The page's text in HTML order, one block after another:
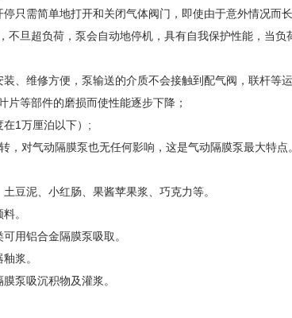
只需简单地打开和关闭气体阀门，即使由于意外情况而
不旦超负荷，泵会自动地停机，具有自我保护性能，当负
、维修方便，泵输送的介质不会接触到配气阀，联杆等
片等部件的磨损而使性能逐步下降；
1万厘泊以下）;
，对气动隔膜泵也无任何影响，这是气动隔膜泵最大特点。
豆泥、小红肠、果酱苹果浆、巧克力等。
。
用铝合金隔膜泵吸取。
浆。
泵吸沉积物及灌浆。